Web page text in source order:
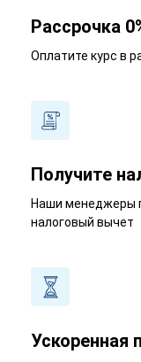
Рассрочка
Оплатите курс в
Получите
Наши менеджеры
налоговый вычет
Ускоренная